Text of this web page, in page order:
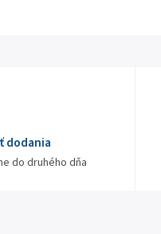
dodania
do druhého dňa